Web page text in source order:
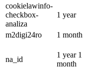
cookielawinfo-
checkbox-
analiza
1 year
m2digi24ro 1 month
na_id
1 year 1
month